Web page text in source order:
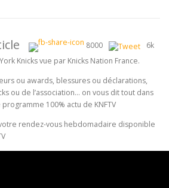
8000
6k
Knicks vue par Knicks Nation France.
ou awards, blessures ou déclarations,
ou de l’association… on vous dit tout dans
programme 100% actu de KNFTV
votre rendez-vous hebdomadaire disponible